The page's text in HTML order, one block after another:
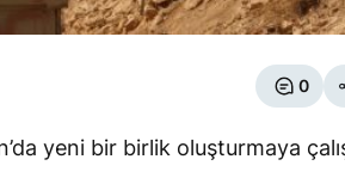
0
yeni bir birlik oluşturmaya